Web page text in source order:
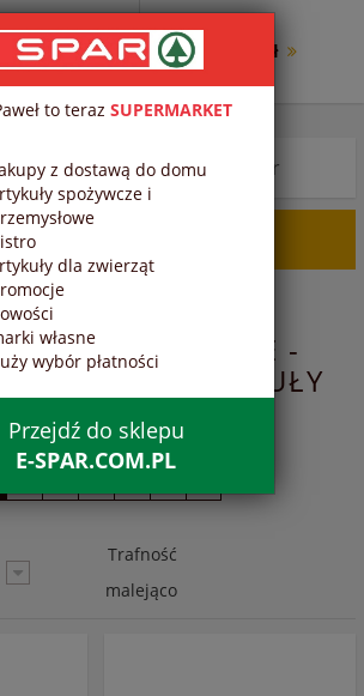
0.00 zł
ARTYKUŁY SYPKIE
RYŻE, KASZE -
SYPKIE - ARTYKUŁY
SPOŻYWCZE
Trafność
malejąco
to teraz SUPERMARKET
z dostawą do domu
spożywcze i
dla zwierząt
własne
wybór płatności
Przejdź do sklepu
E-SPAR.COM.PL